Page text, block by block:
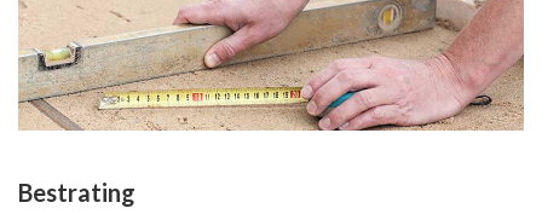
Bestrating